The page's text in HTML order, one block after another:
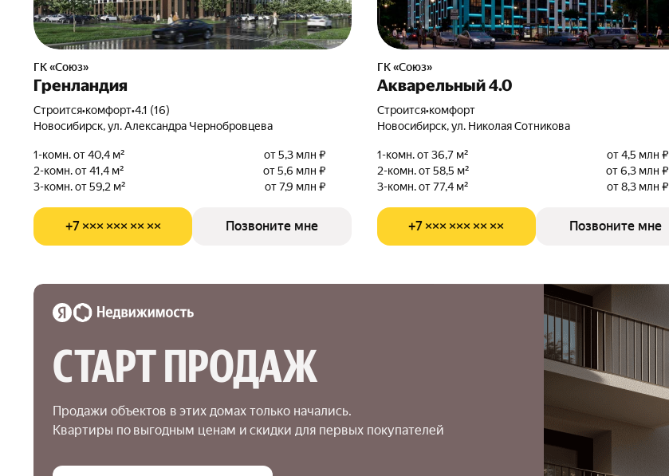
ГК «Союз»
Гренландия
Строится•комфорт•4.1 (16)
Новосибирск, ул. Александра Чернобровцева
1-комн. от 40,4 м²
от 5,3 млн ₽
2-комн. от 41,4 м²
от 5,6 млн ₽
3-комн. от 59,2 м²
от 7,9 млн ₽
+7 ××× ××× ×× ×× Позвоните мне
ГК «Союз»
Акварельный 4.0
Строится•комфорт
Новосибирск, ул. Николая Сотникова
1-комн. от 36,7 м²
от 4,5 млн ₽
2-комн. от 58,5 м²
от 6,3 млн ₽
3-комн. от 77,4 м²
от 8,3 млн ₽
+7 ××× ××× ×× ×× Позвоните мне
СТАРТ ПРОДАЖ
Продажи объектов в этих домах только начались.
Квартиры по выгодным ценам и скидки для первых покупателей